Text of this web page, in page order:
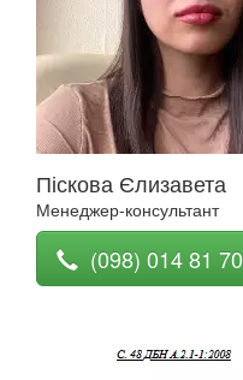
Піскова Єлизавета
Менеджер-консультант
(098) 014 81 70